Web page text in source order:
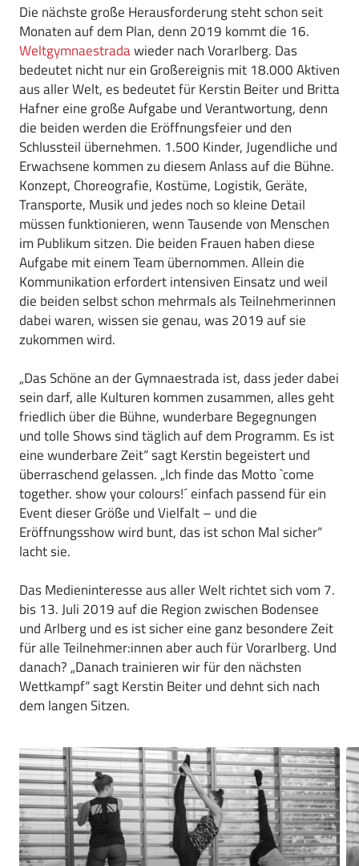
Die nächste große Herausforderung steht schon seit
Monaten auf dem Plan, denn 2019 kommt die 16.
Weltgymnaestradawieder nach Vorarlberg. Das
bedeutet nicht nur ein Großereignis mit 18.000 Aktiven
aus aller Welt, es bedeutet für Kerstin Beiter und Britta
Hafner eine große Aufgabe und Verantwortung, denn
die beiden werden die Eröffnungsfeier und den
Schlussteil übernehmen. 1.500 Kinder, Jugendliche und
Erwachsene kommen zu diesem Anlass auf die Bühne.
Konzept, Choreografie, Kostüme, Logistik, Geräte,
Transporte, Musik und jedes noch so kleine Detail
müssen funktionieren, wenn Tausende von Menschen
im Publikum sitzen. Die beiden Frauen haben diese
Aufgabe mit einem Team übernommen. Allein die
Kommunikation erfordert intensiven Einsatz und weil
die beiden selbst schon mehrmals als Teilnehmerinnen
dabei waren, wissen sie genau, was 2019 auf sie
zukommen wird.
„Das Schöne an der Gymnaestrada ist, dass jeder dabei
sein darf, alle Kulturen kommen zusammen, alles geht
friedlich über die Bühne, wunderbare Begegnungen
und tolle Shows sind täglich auf dem Programm. Es ist
eine wunderbare Zeit“ sagt Kerstin begeistert und
überraschend gelassen. „Ich finde das Motto `come
together. show your colours!´ einfach passend für ein
Event dieser Größe und Vielfalt – und die
Eröffnungsshow wird bunt, das ist schon Mal sicher“
lacht sie.
Das Medieninteresse aus aller Welt richtet sich vom 7.
bis 13. Juli 2019 auf die Region zwischen Bodensee
und Arlberg und es ist sicher eine ganz besondere Zeit
für alle Teilnehmer:innen aber auch für Vorarlberg. Und
danach? „Danach trainieren wir für den nächsten
Wettkampf“ sagt Kerstin Beiter und dehnt sich nach
dem langen Sitzen.